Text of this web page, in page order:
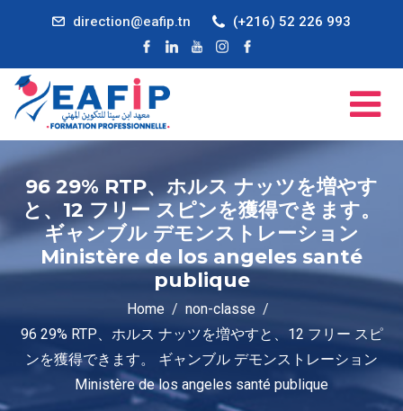
direction@eafip.tn (+216) 52 226 993
96 29% RTP、ホルス ナッツを増やす
と、12 フリー スピンを獲得できます。
ギャンブル デモンストレーション
Ministère de los angeles santé
publique
Home
non-classe
96 29% RTP、ホルス ナッツを増やすと、12 フリー スピ
ンを獲得できます。 ギャンブル デモンストレーション
Ministère de los angeles santé publique